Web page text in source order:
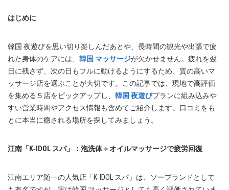
はじめに
韓国 夜遊びを思い切り楽しんだあとや、長時間の観光や出張で疲
れた身体のケアには、 韓国 マッサージが欠かせません。疲れを翌
日に残さず、次の日もフルに動けるようにするため、質の高いマ
ッサージ店を選ぶことが大切です。この記事では、現地で高評価
を集める５店をピックアップし、 韓国 夜遊びプランに組み込みや
すい営業時間やアクセス情報も含めてご紹介します。口コミをも
とに本当に癒される場所を探してみましょう。
江南「K‑IDOL スパ」：泡洗体＋オイルマッサージで疲労回復
江南エリア随一の人気店「K‑IDOL スパ」は、ソープランドとして